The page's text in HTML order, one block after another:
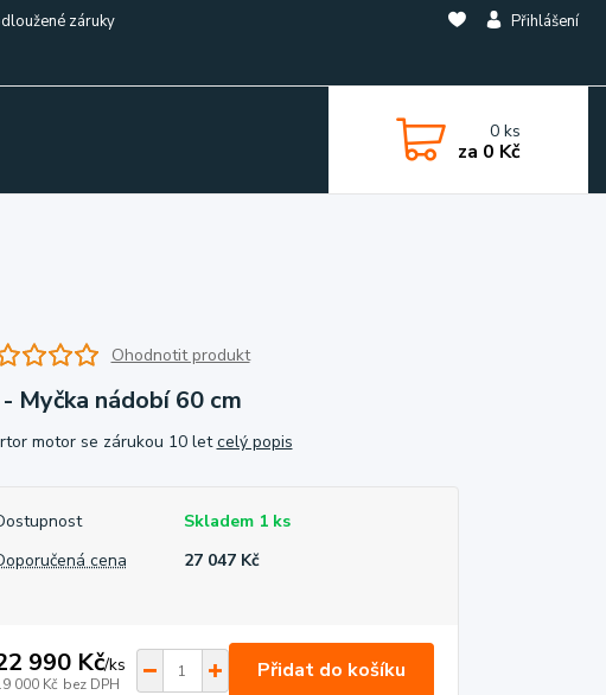
záruky
Přihlášení
0 ks
za 0 Kč
Ohodnotit produkt
- Myčka nádobí 60 cm
motor se zárukou 10 letcelý popis
Skladem 1 ks
cena
27 047 Kč
990 Kč/ks
000 Kč bez DPH
Přidat do košíku